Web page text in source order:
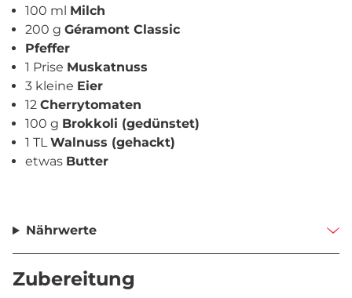
100 ml Milch
200 g Géramont Classic
Pfeffer
1 Prise Muskatnuss
3 kleine Eier
12 Cherrytomaten
100 g Brokkoli (gedünstet)
1 TLWalnuss (gehackt)
etwas Butter
Nährwerte
Zubereitung